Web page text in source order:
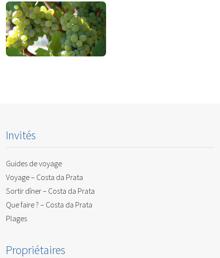
Pour rester
Invités
Guides de voyage
Voyage – Costa da Prata
Sortir dîner – Costa da Prata
Que faire ? – Costa da Prata
Plages
Propriétaires